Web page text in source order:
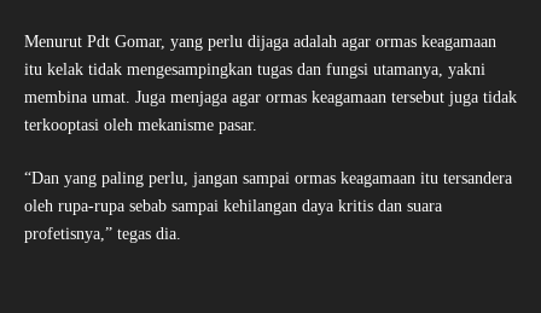
Menurut Pdt Gomar, yang perlu dijaga adalah agar ormas keagamaan
itu kelak tidak mengesampingkan tugas dan fungsi utamanya, yakni
membina umat. Juga menjaga agar ormas keagamaan tersebut juga tidak
terkooptasi oleh mekanisme pasar.
“Dan yang paling perlu, jangan sampai ormas keagamaan itu tersandera
oleh rupa-rupa sebab sampai kehilangan daya kritis dan suara
profetisnya,” tegas dia.